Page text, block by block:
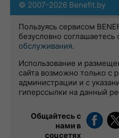
© 2007-2026 Benefit.by
Пользуясь сервисом
безусловно соглашаетесь
обслуживания.
Использование и
сайта возможно только с
администрации и с
гиперссылки на данный
Общайтесь с
нами в
соцсетях